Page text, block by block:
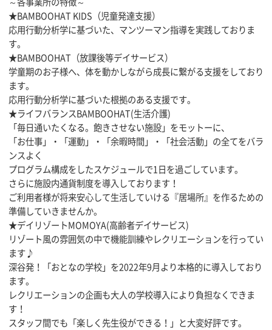
★BAMBOOHAT KIDS（児童発達支援）
応用行動分析学に基づいた、マンツーマン指導を実践しておりま
す。
★BAMBOOHAT（放課後等デイサービス）
学童期のお子様へ、体を動かしながら成長に繋がる支援をしており
ます。
応用行動分析学に基づいた根拠のある支援です。
★ライフバランスBAMBOOHAT(生活介護)
「毎日通いたくなる。飽きさせない施設」をモットーに、
「お仕事」・「運動」・「余暇時間」・「社会活動」の全てをバラ
ンスよく
プログラム構成をしたスケジュールで1日を過ごしています。
さらに施設内通貨制度を導入しております！
ご利用者様が将来安心して生活していける『居場所』を作るための
準備していきませんか。
★デイリゾートMOMOYA(高齢者デイサービス)
リゾート風の雰囲気の中で機能訓練やレクリエーションを行ってい
ます♪
深谷発！「おとなの学校」を2022年9月より本格的に導入しており
ます。
レクリエーションの企画も大人の学校導入により負担なくできま
す！
スタッフ間でも「楽しく先生役ができる！」と大変好評です。